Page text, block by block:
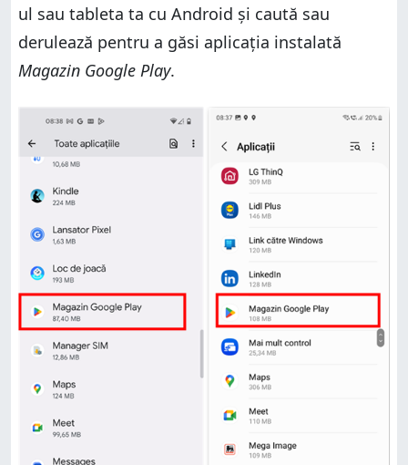
ul sau tableta ta cu Android și caută sau
derulează pentru a găsi aplicația instalată
Magazin Google Play.